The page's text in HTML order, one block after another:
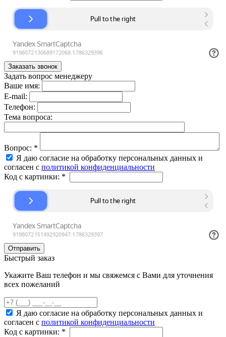
Задать вопрос менеджеру
Ваше имя:
E-mail:
Телефон:
Тема вопроса:
Вопрос: *
Я даю согласие на обработку персональных данных и
согласен с политикой конфиденциальности
Код с картинки: *
Быстрый заказ
Укажите Ваш телефон и мы свяжемся с Вами для уточнения
всех пожеланий
Я даю согласие на обработку персональных данных и
согласен с политикой конфиденциальности
Код с картинки: *